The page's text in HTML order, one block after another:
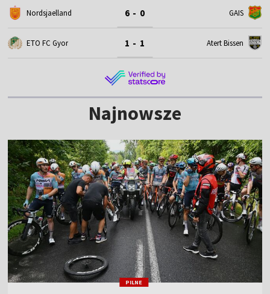
Nordsjaelland 6 - 0 GAIS
ETO FC Gyor 1 - 1 Atert Bissen
Najnowsze
PILNE